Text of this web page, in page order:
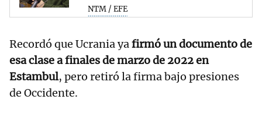
NTM / EFE
Recordó que Ucrania yafirmó un documento de
esa clase a finales de marzo de 2022 en
Estambul, pero retiró la firma bajo presiones
de Occidente.